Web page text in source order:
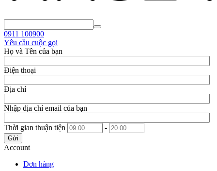
0911 100900
Yêu cầu cuộc gọi
Họ và Tên của bạn
Điện thoại
Địa chỉ
Nhập địa chỉ email của bạn
Thời gian thuận tiện -
Gửi
Account
Đơn hàng